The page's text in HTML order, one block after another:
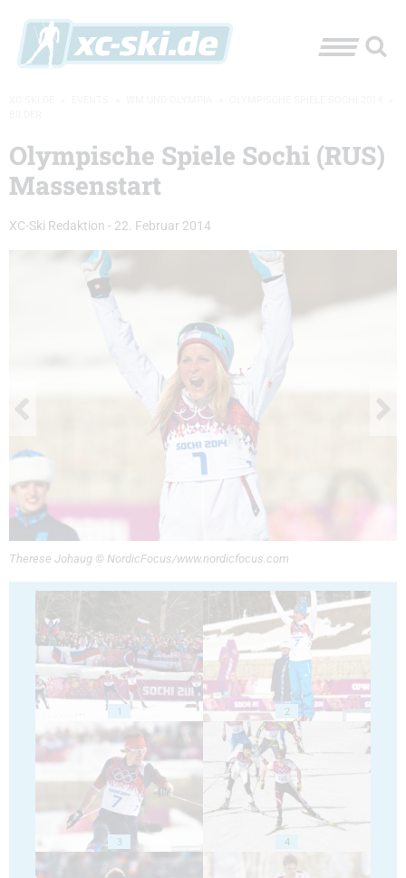
Olympische Spiele Sochi (RUS)
Massenstart
XC-Ski Redaktion - 22. Februar 2014
Therese Johaug © NordicFocus/www.nordicfocus.com
1 2
3 4